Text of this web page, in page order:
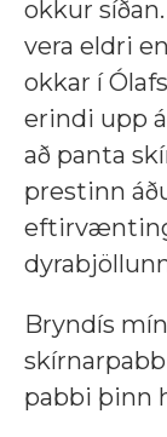
okkur
vera eldri
okkar í
erindi upp
að panta
prestinn
Bryndís
pabbi þinn